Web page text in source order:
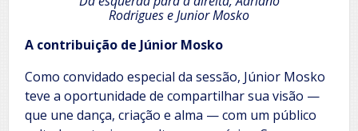
Rodriguese Junior Mosko
A contribuição de Júnior Mosko
Como convidado especial da sessão, Júnior Mosko
teve a oportunidade de compartilhar sua visão —
que une dança, criação e alma — com um público